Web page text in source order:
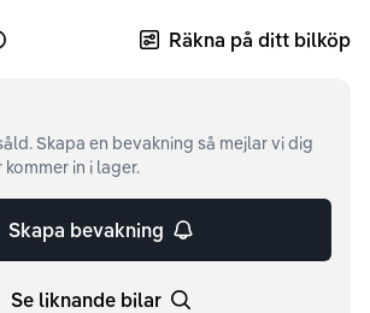
loan example Räkna på ditt bilköp
Skapa en bevakning så mejlar vi dig
in i lager.
Skapa bevakning
Se liknande bilar